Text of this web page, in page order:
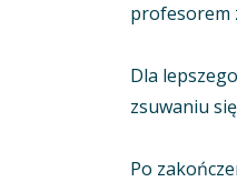
profesorem
Dla
zsuwaniu
Po